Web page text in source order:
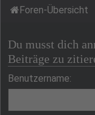
Foren-Übersicht
Du musst dich
Beiträge zu
Benutzername: